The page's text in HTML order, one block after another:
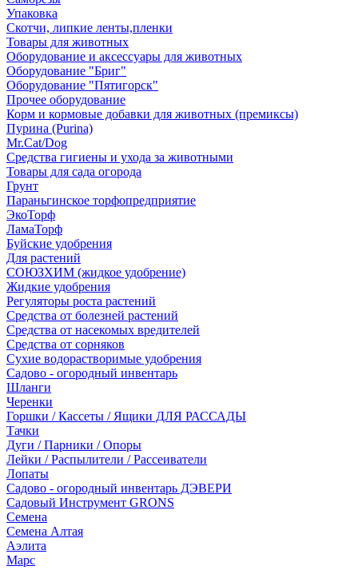
Упаковка
Скотчи, липкие ленты,пленки
Товары для животных
Оборудование и аксессуары для животных
Оборудование "Бриг"
Оборудование "Пятигорск"
Прочее оборудование
Корм и кормовые добавки для животных (премиксы)
Пурина (Purina)
Mr.Cat/Dog
Средства гигиены и ухода за животными
Товары для сада огорода
Грунт
Параньгинское торфопредприятие
ЭкоТорф
ЛамаТорф
Буйские удобрения
Для растений
СОЮЗХИМ (жидкое удобрение)
Жидкие удобрения
Регуляторы роста растений
Средства от болезней растений
Средства от насекомых вредителей
Средства от сорняков
Сухие водорастворимые удобрения
Садово - огородный инвентарь
Шланги
Черенки
Горшки / Кассеты / Ящики ДЛЯ РАССАДЫ
Тачки
Дуги / Парники / Опоры
Лейки / Распылители / Рассеиватели
Лопаты
Садово - огородный инвентарь ДЭВЕРИ
Садовый Инструмент GRONS
Семена
Семена Алтая
Аэлита
Марс